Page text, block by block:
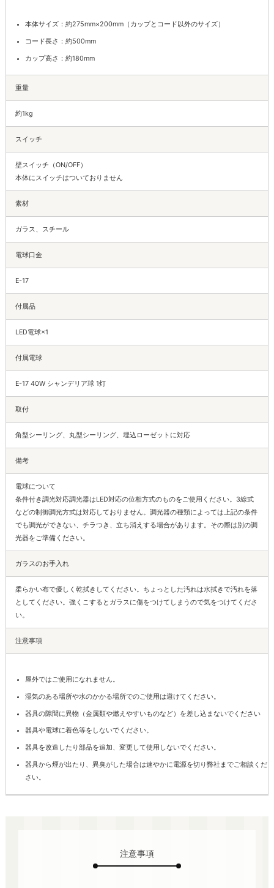
本体サイズ：約275mm×200mm（カップとコード以外のサイズ）
コード長さ：約500mm
カップ高さ：約180mm
重量
約1kg
スイッチ
壁スイッチ（ON/OFF）
本体にスイッチはついておりません
素材
ガラス、スチール
電球口金
E-17
付属品
LED電球×1
付属電球
E-17 40W シャンデリア球 1灯
取付
角型シーリング、丸型シーリング、埋込ローゼットに対応
備考
電球について
条件付き調光対応調光器はLED対応の位相方式のものをご使用ください。3線式
などの制御調光方式は対応しておりません。調光器の種類によっては上記の条件
でも調光ができない、チラつき、立ち消えする場合があります。その際は別の調
光器をご準備ください。
ガラスのお手入れ
柔らかい布で優しく乾拭きしてください。ちょっとした汚れは水拭きで汚れを落
としてください。強くこするとガラスに傷をつけてしまうので気をつけてくださ
い。
注意事項
屋外ではご使用になれません。
湿気のある場所や水のかかる場所でのご使用は避けてください。
器具の隙間に異物（金属類や燃えやすいものなど）を差し込まないでください
器具や電球に着色等をしないでください。
器具を改造したり部品を追加、変更して使用しないでください。
器具から煙が出たり、異臭がした場合は速やかに電源を切り弊社までご相談くだ
さい。
注意事項